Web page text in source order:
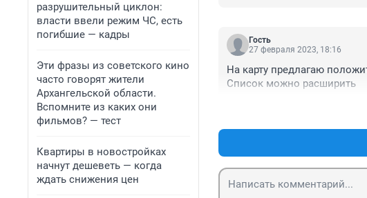
разрушительный циклон:
власти ввели режим ЧС, есть
погибшие — кадры
Эти фразы из советского кино
часто говорят жители
Архангельской области.
Вспомните из каких они
фильмов? — тест
Квартиры в новостройках
начнут дешеветь — когда
ждать снижения цен
Гость
27 февраля 2023, 18:16
На карту предлагаю
Список можно расширить